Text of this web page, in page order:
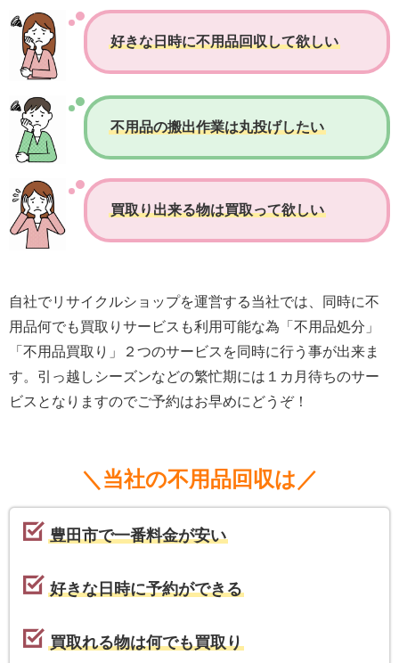
好きな日時に不用品回収して欲しい
不用品の搬出作業は丸投げしたい
買取り出来る物は買取って欲しい
自社でリサイクルショップを運営する当社では、同時に不
用品何でも買取りサービスも利用可能な為「不用品処分」
「不用品買取り」２つのサービスを同時に行う事が出来ま
す。引っ越しシーズンなどの繁忙期には１カ月待ちのサー
ビスとなりますのでご予約はお早めにどうぞ！
＼当社の不用品回収は／
豊田市で一番料金が安い
好きな日時に予約ができる
買取れる物は何でも買取り